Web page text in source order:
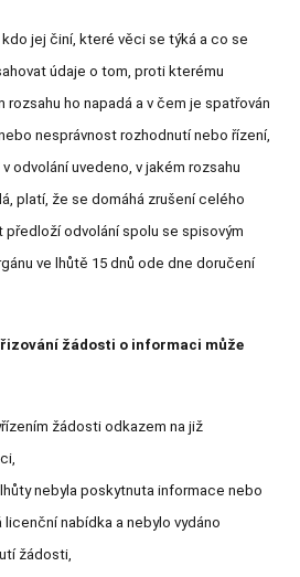
jej činí, které věci se týká a co se
údaje o tom, proti kterému
rozsahu ho napadá a v čem je spatřován
nesprávnost rozhodnutí nebo řízení,
odvolání uvedeno, v jakém rozsahu
platí, že se domáhá zrušení celého
předloží odvolání spolu se spisovým
ve lhůtě 15 dnů ode dne doručení
žádosti o informaci může
žádosti odkazem na již
nebyla poskytnuta informace nebo
nabídka a nebylo vydáno
žádosti,